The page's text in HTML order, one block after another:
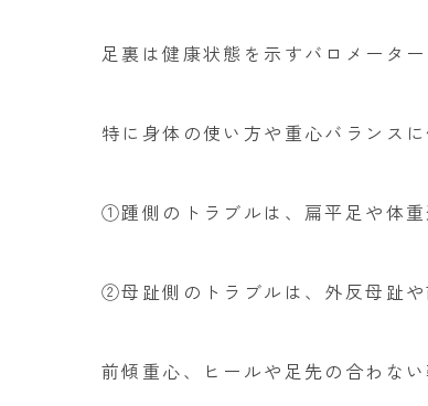
足裏は健康状態を示すバロメータ
特に身体の使い方や重心バランス
①踵側のトラブルは、扁平足や体重
②母趾側のトラブルは、外反母趾や
前傾重心、ヒールや足先の合わな